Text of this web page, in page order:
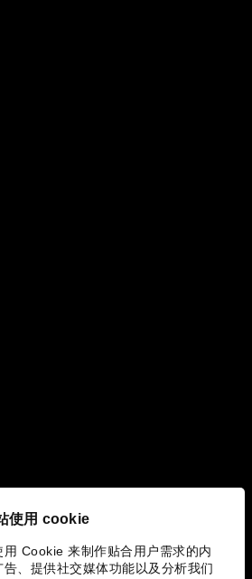
使用 cookie
用 Cookie 来制作贴合用户需求的内
告、提供社交媒体功能以及分析我们